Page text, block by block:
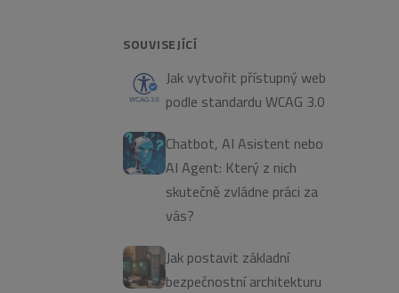
SOUVISEJÍCÍ
Jak vytvořit přístupný web
podle standardu WCAG 3.0
Chatbot, AI Asistent nebo
AI Agent: Který z nich
skutečně zvládne práci za
vás?
Jak postavit základní
bezpečnostní architekturu